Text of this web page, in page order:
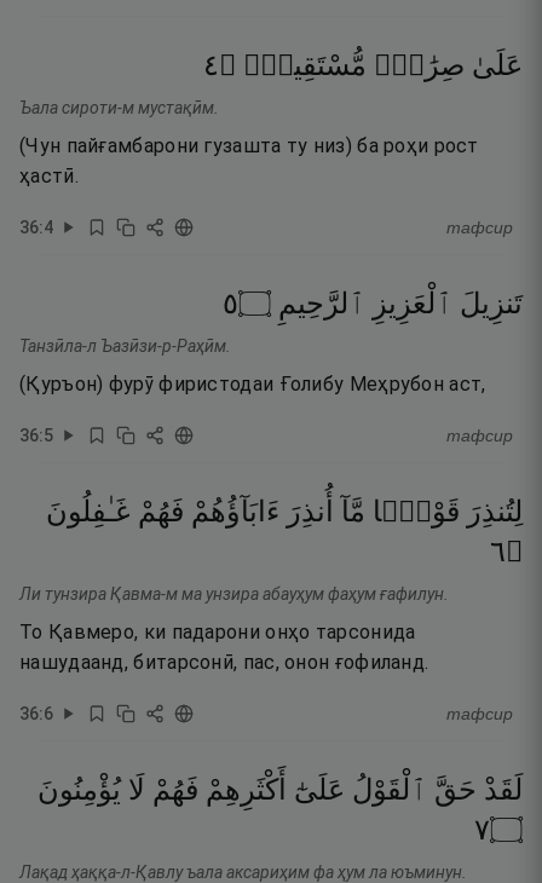
عَلَىٰ صِرَٰطٍۢ مُّسْتَقِيمٍۢ ۝٤
Ъала сироти-м мустақӣм.
(Чун пайғамбарони гузашта ту низ) ба роҳи рост
ҳастӣ.
36:4 тафсир
تَنزِيلَ ٱلْعَزِيزِ ٱلرَّحِيمِ ۝٥
Танзӣла-л Ъазӣзи-р-Раҳӣм.
(Қуръон) фурӯ фиристодаи Ғолибу Меҳрубон аст,
36:5 тафсир
لِتُنذِرَ قَوْمًۭا مَّآ أُنذِرَ ءَابَآؤُهُمْ فَهُمْ غَـٰفِلُونَ
۝٦
Ли тунзира Қавма-м ма унзира абауҳум фаҳум ғафилун.
То Қавмеро, ки падарони онҳо тарсонида
нашудаанд, битарсонӣ, пас, онон ғофиланд.
36:6 тафсир
لَقَدْ حَقَّ ٱلْقَوْلُ عَلَىٰٓ أَكْثَرِهِمْ فَهُمْ لَا يُؤْمِنُونَ
۝٧
Лақад ҳаққа-л-Қавлу ъала аксариҳим фа ҳум ла юъминун.